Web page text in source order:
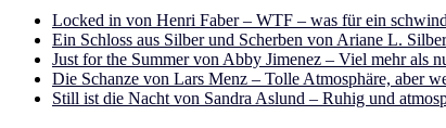
Locked in von Henri Faber – WTF – was für ein
Ein Schloss aus Silber und Scherben von Ariane L.
Just for the Summer von Abby Jimenez – Viel mehr als
Die Schanze von Lars Menz – Tolle Atmosphäre, aber
Still ist die Nacht von Sandra Aslund – Ruhig und